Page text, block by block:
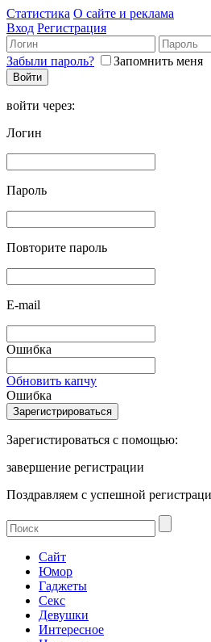
Статистика О сайте и реклама
Вход Регистрация
Забыли пароль? Запомнить меня
войти через:
Логин
Пароль
Повторите пароль
E-mail
Ошибка
Обновить капчу
Ошибка
Зарегистироваться с помощью:
завершение регистрации
Поздравляем с успешной
Сайт
Юмор
Гаджеты
Секс
Девушки
Интересное